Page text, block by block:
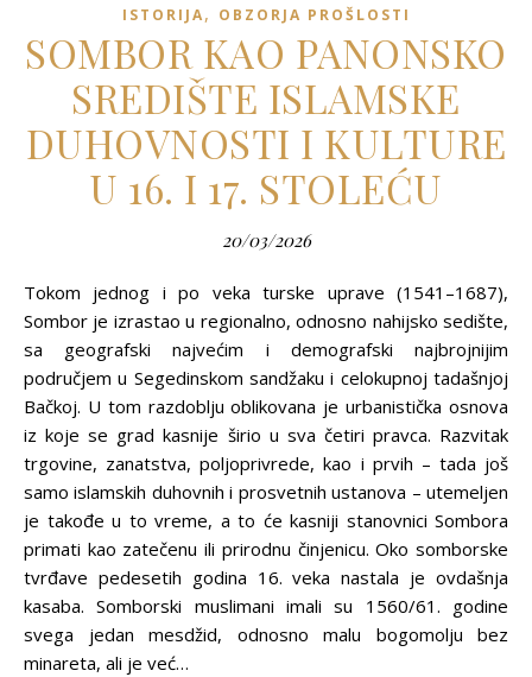
ISTORIJA, OBZORJA PROŠLOSTI
SOMBOR KAO PANONSKO
SREDIŠTE ISLAMSKE
DUHOVNOSTI I KULTURE
U 16. I 17. STOLEĆU
20/03/2026
Tokom jednog i po veka turske uprave (1541–1687),
Sombor je izrastao u regionalno, odnosno nahijsko sedište,
sa geografski najvećim i demografski najbrojnijim
područjem u Segedinskom sandžaku i celokupnoj tadašnjoj
Bačkoj. U tom razdoblju oblikovana je urbanistička osnova
iz koje se grad kasnije širio u sva četiri pravca. Razvitak
trgovine, zanatstva, polјoprivrede, kao i prvih – tada još
samo islamskih duhovnih i prosvetnih ustanova – utemelјen
je takođe u to vreme, a to će kasniji stanovnici Sombora
primati kao zatečenu ili prirodnu činjenicu. Oko somborske
tvrđave pedesetih godina 16. veka nastala je ovdašnja
kasaba. Somborski muslimani imali su 1560/61. godine
svega jedan mesdžid, odnosno malu bogomolјu bez
minareta, ali je već…